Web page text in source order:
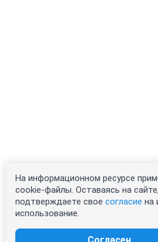
На информационном ресурсе
cookie-файлы. Оставаясь на
подтверждаете свое согласие на
использование.